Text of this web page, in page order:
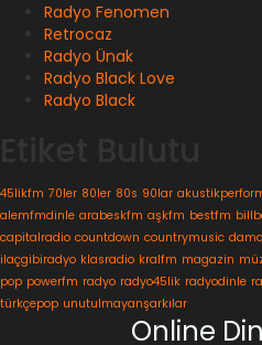
Radyo Fenomen
Retrocaz
Radyo Ünak
Radyo Black Love
Radyo Black
45likfm 70ler 80ler 80s 90lar
alemfmdinle arabeskfm aşkfm bestfm
capitalradio countdown countrymusic
ilaçgibiradyo klasradio kralfm magazin
pop powerfm radyo radyo45lik radyodinle
türkçepop unutulmayanşarkılar
Online